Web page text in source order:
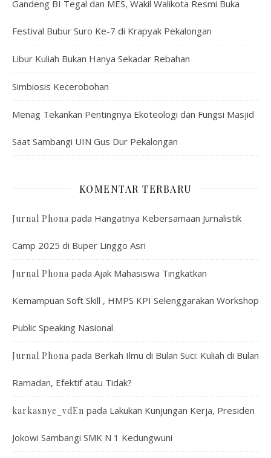
Gandeng BI Tegal dan MES, Wakil Walikota Resmi Buka
Festival Bubur Suro Ke-7 di Krapyak Pekalongan
Libur Kuliah Bukan Hanya Sekadar Rebahan
Simbiosis Kecerobohan
Menag Tekankan Pentingnya Ekoteologi dan Fungsi Masjid
Saat Sambangi UIN Gus Dur Pekalongan
KOMENTAR TERBARU
Jurnal Phona pada Hangatnya Kebersamaan Jurnalistik
Camp 2025 di Buper Linggo Asri
Jurnal Phona pada Ajak Mahasiswa Tingkatkan
Kemampuan Soft Skill , HMPS KPI Selenggarakan Workshop
Public Speaking Nasional
Jurnal Phona pada Berkah Ilmu di Bulan Suci: Kuliah di Bulan
Ramadan, Efektif atau Tidak?
karkasnye_vdEn pada Lakukan Kunjungan Kerja, Presiden
Jokowi Sambangi SMK N 1 Kedungwuni